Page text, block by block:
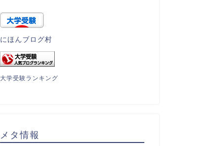
にほんブログ村
大学受験ランキング
メタ情報